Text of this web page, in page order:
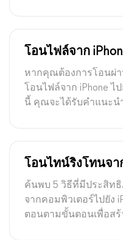
โอนไฟล์จาก
บลูทูธ [อัปเดต]
หากคุณต้องการโอนผ่
โอนไฟล์จาก iPhone
นี้ คุณจะได้รับคำแนะน
โอนไทน์ริงโทนจ
iPhone: 5 วิธี
ค้นพบ 5 วิธีที่มีประสิท
จากคอมพิวเตอร์ไปยัง
ตอนตามขั้นตอนเพื่อสร้